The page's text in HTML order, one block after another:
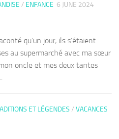
/ ENFANCE 6 JUNE 2024
qu’un jour, ils s’étaient
au supermarché avec ma sœur
oncle et mes deux tantes
ET LÉGENDES / VACANCES